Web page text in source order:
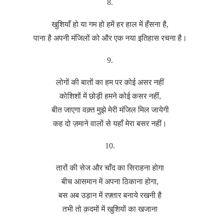
8.
खुशियाँ हो या गम हो हमें हर हाल में हँसना है,
पाना है अपनी मंजिलों को और एक नया इतिहास रचना है।
9.
लोगों की बातों का हम पर कोई असर नहीं
कोशिशों में छोड़ी हमने कोई कसर नहीं,
बीत जाएगा वक़्त मुझे मेरी मंजिल मिल जायेगी
कह दो ज़माने वालों से यहाँ मेरा बसर नहीं।
10.
तारों की सेज और चाँद का सिराहना होगा
बीच आसमान में अपना ठिकाना होगा,
बस अब उड़ान में रफ़्तार बनाये रखनी है
तभी तो क़दमों में खुशियों का खजाना